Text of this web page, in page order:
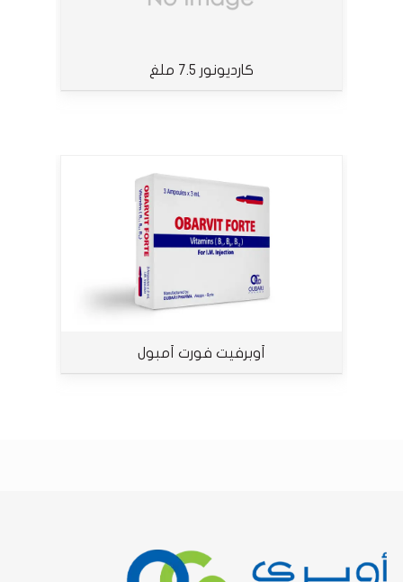
كارديونور 7.5 ملغ
أوبرفيت فورت أمبول